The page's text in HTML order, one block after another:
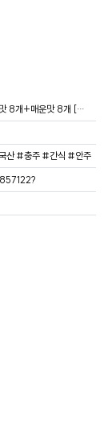
선택옵션추가!]] 유통기한임박(25.04.12)] 돼지껍데기 스낵 후추맛 8개+매운맛 8개 [원산지:국산(충청북도 충주시)]
산 #충주 #간식 #안주